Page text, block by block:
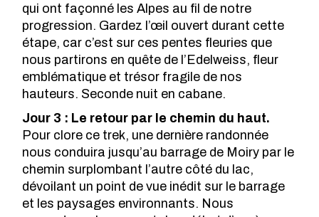
qui ont façonné les Alpes au fil de notre
progression. Gardez l’œil ouvert durant cette
étape, car c’est sur ces pentes fleuries que
nous partirons en quête de l’Edelweiss, fleur
emblématique et trésor fragile de nos
hauteurs. Seconde nuit en cabane.
Jour 3 : Le retour par le chemin du haut.
Pour clore ce trek, une dernière randonnée
nous conduira jusqu’au barrage de Moiry par le
chemin surplombant l’autre côté du lac,
dévoilant un point de vue inédit sur le barrage
et les paysages environnants. Nous